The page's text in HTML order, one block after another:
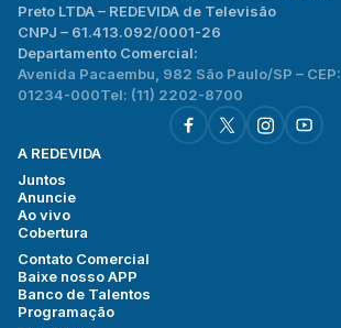
Preto LTDA – REDEVIDA de Televisão
CNPJ – 61.413.092/0001-26
Departamento Comercial:
Avenida Pacaembu, 982 São Paulo/SP – CEP:
01234-000Tel: (11) 2202-8700
A REDEVIDA
Juntos
Anuncie
Ao vivo
Cobertura
Contato Comercial
Baixe nosso APP
Banco de Talentos
Programação